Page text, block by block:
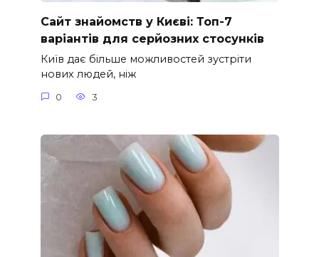
Сайт знайомств у Києві: Топ-7
варіантів для серйозних стосунків
Київ дає більше можливостей зустріти
нових людей, ніж
0 3